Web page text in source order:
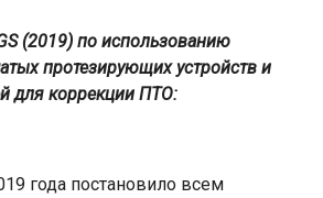
(2019) по использованию
протезирующих устройств и
для коррекции ПТО:
года постановило всем